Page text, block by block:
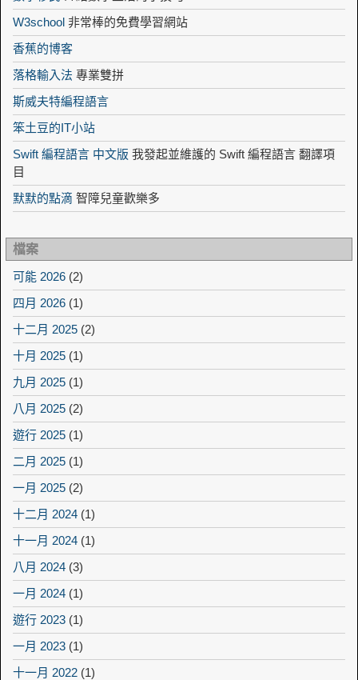
W3school 非常棒的免費學習網站
香蕉的博客
落格輸入法 專業雙拼
斯威夫特編程語言
笨土豆的IT小站
Swift 編程語言 中文版 我發起並維護的 Swift 編程語言 翻譯項
目
默默的點滴 智障兒童歡樂多
檔案
可能 2026 (2)
四月 2026 (1)
十二月 2025 (2)
十月 2025 (1)
九月 2025 (1)
八月 2025 (2)
遊行 2025 (1)
二月 2025 (1)
一月 2025 (2)
十二月 2024 (1)
十一月 2024 (1)
八月 2024 (3)
一月 2024 (1)
遊行 2023 (1)
一月 2023 (1)
十一月 2022 (1)